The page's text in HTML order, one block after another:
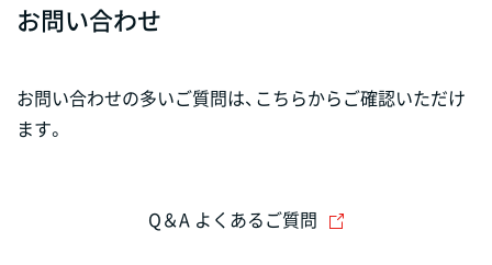
お問い合わせ
お問い合わせの多いご質問は、こちらからご確認いただけ
ます。
Q＆A よくあるご質問